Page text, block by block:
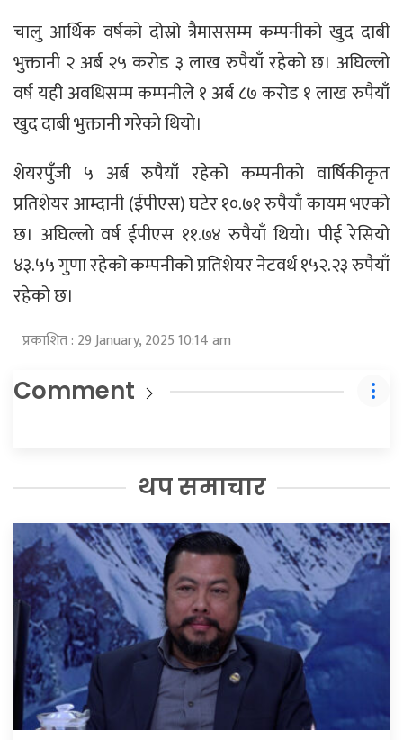
चालु आर्थिक वर्षको दोस्रो त्रैमाससम्म कम्पनीको खुद दाबी
भुक्तानी २ अर्ब २५ करोड ३ लाख रुपैयाँ रहेको छ। अघिल्लो
वर्ष यही अवधिसम्म कम्पनीले १ अर्ब ८७ करोड १ लाख रुपैयाँ
खुद दाबी भुक्तानी गरेको थियो।
शेयरपुँजी ५ अर्ब रुपैयाँ रहेको कम्पनीको वार्षिकीकृत
प्रतिशेयर आम्दानी (ईपीएस) घटेर १०.७१ रुपैयाँ कायम भएको
छ। अघिल्लो वर्ष ईपीएस ११.७४ रुपैयाँ थियो। पीई रेसियो
४३.५५ गुणा रहेको कम्पनीको प्रतिशेयर नेटवर्थ १५२.२३ रुपैयाँ
रहेको छ।
प्रकाशित : 29 January, 2025 10:14 am
Comment
थप समाचार